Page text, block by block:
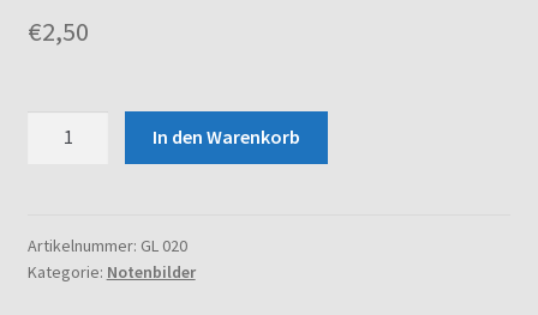
Versand und Zahlungsbedingungen
€2,50
uns
deinen
In den Warenkorb
Artikelnummer: GL 020
Kategorie: Notenbilder